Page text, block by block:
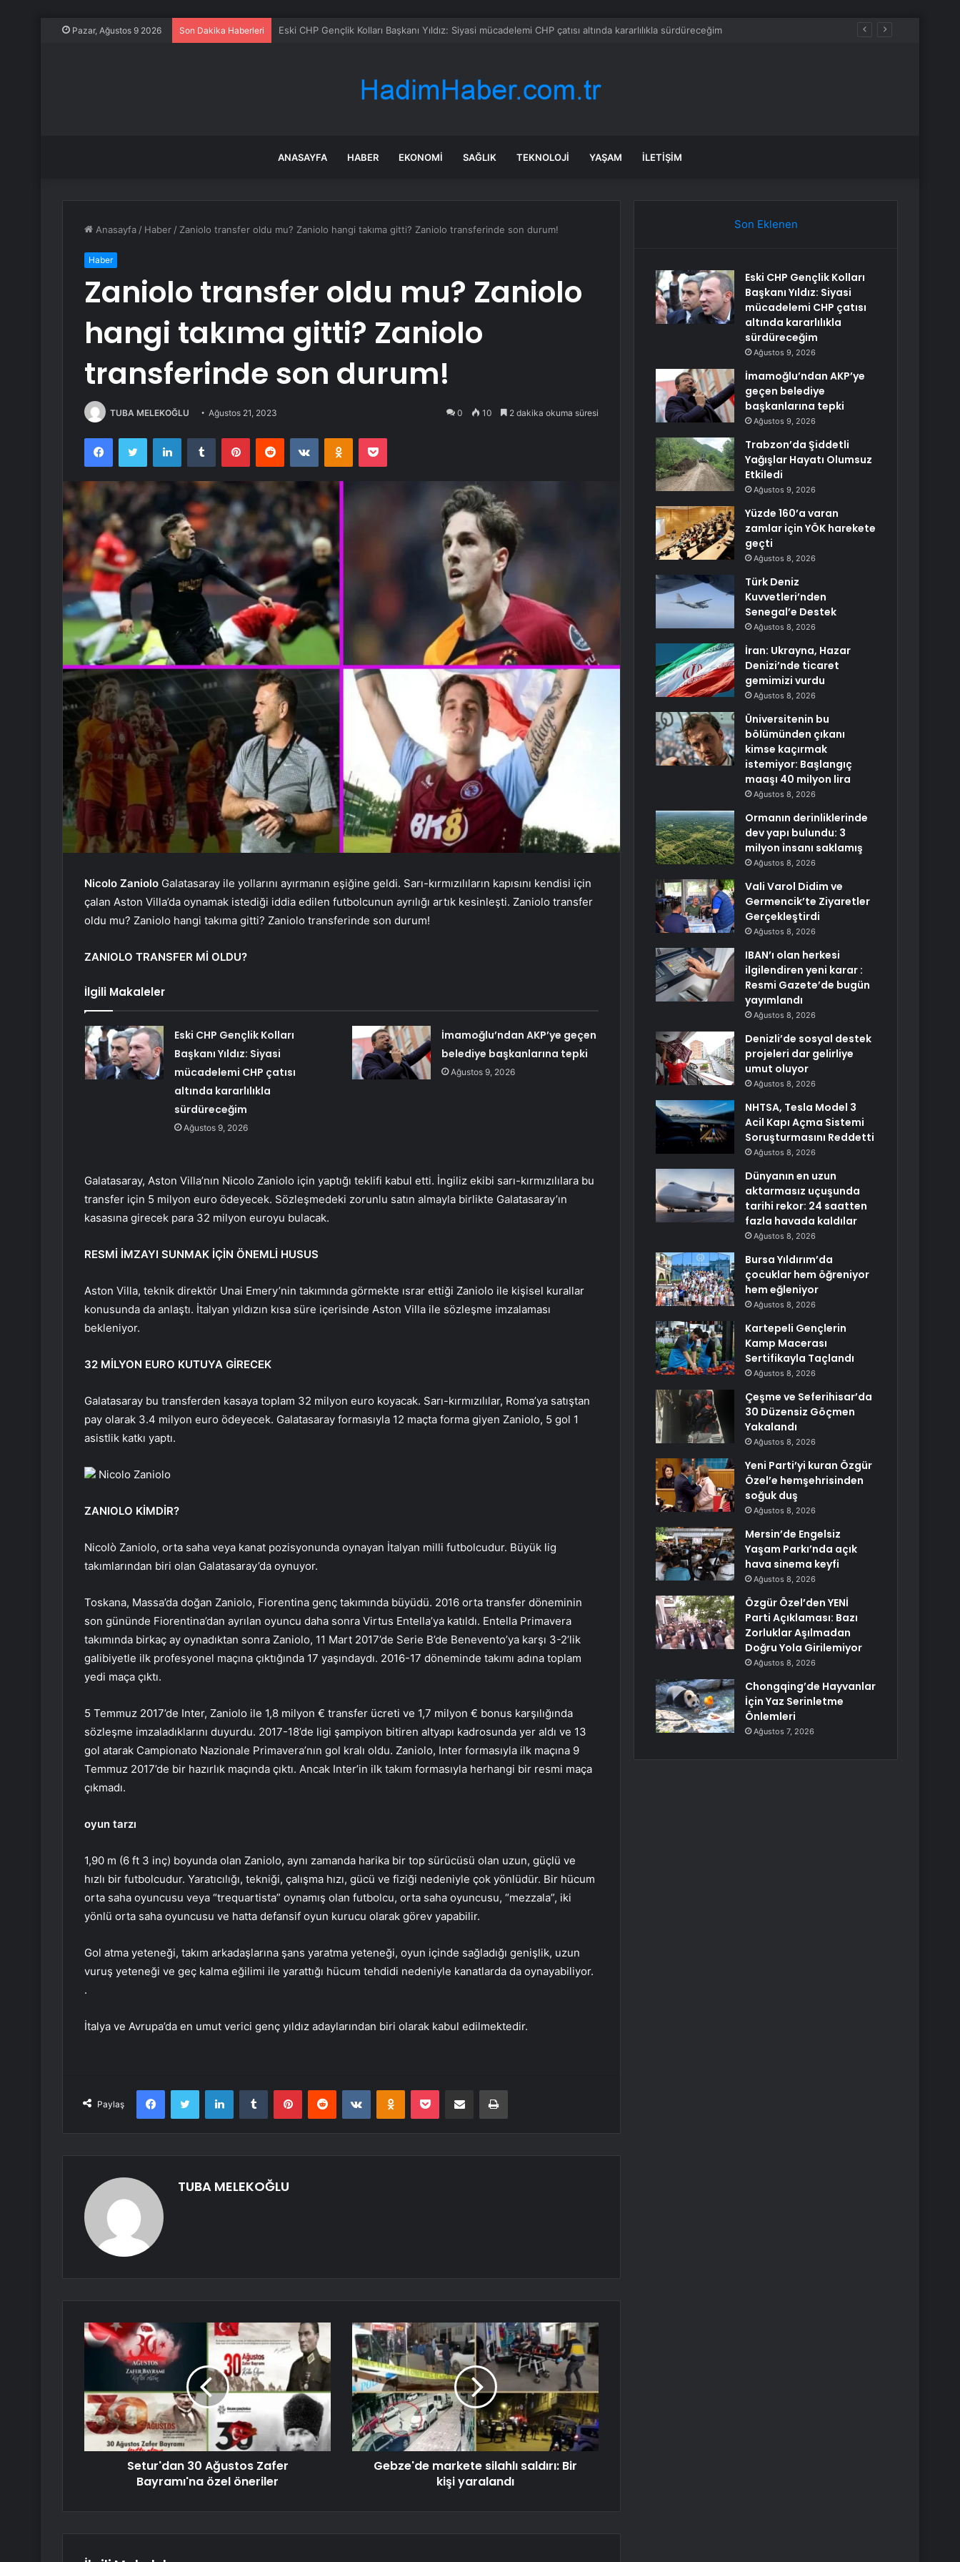
Pazar, Ağustos 9 2026 Son Dakika Haberleri İmamoğlu’ndan AKP’ye geçen belediye başkanlarına tepki
ANASAYFA HABER EKONOMI SAĞLIK TEKNOLOJI YAŞAM İLETIŞIM
Anasayfa / Haber / Zaniolo transfer oldu mu? Zaniolo hangi takıma gitti? Zaniolo transferinde son durum!
Haber
Zaniolo transfer oldu mu? Zaniolo
hangi takıma gitti? Zaniolo
transferinde son durum!
TUBA MELEKOĞLU Ağustos 21, 2023 0 10 2 dakika okuma süresi
FacebookTwitter LinkedInTumblr PinterestReddit VKontakteOdnoklassniki
Pocket
Nicolo Zaniolo Galatasaray ile yollarını ayırmanın eşiğine geldi. Sarı-kırmızılıların kapısını kendisi için
çalan Aston Villa’da oynamak istediği iddia edilen futbolcunun ayrılığı artık kesinleşti. Zaniolo transfer
oldu mu? Zaniolo hangi takıma gitti? Zaniolo transferinde son durum!
ZANIOLO TRANSFER Mİ OLDU?
İlgili Makaleler
Eski CHP Gençlik Kolları
Başkanı Yıldız: Siyasi
mücadelemi CHP çatısı
altında kararlılıkla
sürdüreceğim
Ağustos 9, 2026
İmamoğlu’ndan AKP’ye geçen
belediye başkanlarına tepki
Ağustos 9, 2026
Galatasaray, Aston Villa’nın Nicolo Zaniolo için yaptığı teklifi kabul etti. İngiliz ekibi sarı-kırmızılılara bu
transfer için 5 milyon euro ödeyecek. Sözleşmedeki zorunlu satın almayla birlikte Galatasaray’ın
kasasına girecek para 32 milyon euroyu bulacak.
RESMİ İMZAYI SUNMAK İÇİN ÖNEMLİ HUSUS
Aston Villa, teknik direktör Unai Emery’nin takımında görmekte ısrar ettiği Zaniolo ile kişisel kurallar
konusunda da anlaştı. İtalyan yıldızın kısa süre içerisinde Aston Villa ile sözleşme imzalaması
bekleniyor.
32 MİLYON EURO KUTUYA GİRECEK
Galatasaray bu transferden kasaya toplam 32 milyon euro koyacak. Sarı-kırmızılılar, Roma’ya satıştan
pay olarak 3.4 milyon euro ödeyecek. Galatasaray formasıyla 12 maçta forma giyen Zaniolo, 5 gol 1
asistlik katkı yaptı.
Nicolo Zaniolo
ZANIOLO KİMDİR?
Nicolò Zaniolo, orta saha veya kanat pozisyonunda oynayan İtalyan milli futbolcudur. Büyük lig
takımlarından biri olan Galatasaray’da oynuyor.
Toskana, Massa’da doğan Zaniolo, Fiorentina genç takımında büyüdü. 2016 orta transfer döneminin
son gününde Fiorentina’dan ayrılan oyuncu daha sonra Virtus Entella’ya katıldı. Entella Primavera
takımında birkaç ay oynadıktan sonra Zaniolo, 11 Mart 2017’de Serie B’de Benevento’ya karşı 3-2’lik
galibiyetle ilk profesyonel maçına çıktığında 17 yaşındaydı. 2016-17 döneminde takımı adına toplam
yedi maça çıktı.
5 Temmuz 2017’de Inter, Zaniolo ile 1,8 milyon € transfer ücreti ve 1,7 milyon € bonus karşılığında
sözleşme imzaladıklarını duyurdu. 2017-18’de ligi şampiyon bitiren altyapı kadrosunda yer aldı ve 13
gol atarak Campionato Nazionale Primavera’nın gol kralı oldu. Zaniolo, Inter formasıyla ilk maçına 9
Temmuz 2017’de bir hazırlık maçında çıktı. Ancak Inter’in ilk takım formasıyla herhangi bir resmi maça
çıkmadı.
oyun tarzı
1,90 m (6 ft 3 inç) boyunda olan Zaniolo, aynı zamanda harika bir top sürücüsü olan uzun, güçlü ve
hızlı bir futbolcudur. Yaratıcılığı, tekniği, çalışma hızı, gücü ve fiziği nedeniyle çok yönlüdür. Bir hücum
orta saha oyuncusu veya “trequartista” oynamış olan futbolcu, orta saha oyuncusu, “mezzala”, iki
yönlü orta saha oyuncusu ve hatta defansif oyun kurucu olarak görev yapabilir.
Gol atma yeteneği, takım arkadaşlarına şans yaratma yeteneği, oyun içinde sağladığı genişlik, uzun
vuruş yeteneği ve geç kalma eğilimi ile yarattığı hücum tehdidi nedeniyle kanatlarda da oynayabiliyor.
.
İtalya ve Avrupa’da en umut verici genç yıldız adaylarından biri olarak kabul edilmektedir.
Paylaş
FacebookTwitter LinkedInTumblr PinterestReddit VKontakteOdnoklassniki
Pocket E-Posta ile paylaş Yazdır
TUBA MELEKOĞLU
Setur'dan 30 Ağustos Zafer
Bayramı'na özel öneriler
Gebze'de markete silahlı saldırı: Bir
kişi yaralandı
Son Eklenen
Eski CHP Gençlik Kolları
Başkanı Yıldız: Siyasi
mücadelemi CHP çatısı
altında kararlılıkla
sürdüreceğim
Ağustos 9, 2026
İmamoğlu’ndan AKP’ye
geçen belediye
başkanlarına tepki
Ağustos 9, 2026
Trabzon’da Şiddetli
Yağışlar Hayatı Olumsuz
Etkiledi
Ağustos 9, 2026
Yüzde 160’a varan
zamlar için YÖK harekete
geçti
Ağustos 8, 2026
Türk Deniz
Kuvvetleri’nden
Senegal’e Destek
Ağustos 8, 2026
İran: Ukrayna, Hazar
Denizi’nde ticaret
gemimizi vurdu
Ağustos 8, 2026
Üniversitenin bu
bölümünden çıkanı
kimse kaçırmak
istemiyor: Başlangıç
maaşı 40 milyon lira
Ağustos 8, 2026
Ormanın derinliklerinde
dev yapı bulundu: 3
milyon insanı saklamış
Ağustos 8, 2026
Vali Varol Didim ve
Germencik’te Ziyaretler
Gerçekleştirdi
Ağustos 8, 2026
IBAN’ı olan herkesi
ilgilendiren yeni karar :
Resmi Gazete’de bugün
yayımlandı
Ağustos 8, 2026
Denizli’de sosyal destek
projeleri dar gelirliye
umut oluyor
Ağustos 8, 2026
NHTSA, Tesla Model 3
Acil Kapı Açma Sistemi
Soruşturmasını Reddetti
Ağustos 8, 2026
Dünyanın en uzun
aktarmasız uçuşunda
tarihi rekor: 24 saatten
fazla havada kaldılar
Ağustos 8, 2026
Bursa Yıldırım’da
çocuklar hem öğreniyor
hem eğleniyor
Ağustos 8, 2026
Kartepeli Gençlerin
Kamp Macerası
Sertifikayla Taçlandı
Ağustos 8, 2026
Çeşme ve Seferihisar’da
30 Düzensiz Göçmen
Yakalandı
Ağustos 8, 2026
Yeni Parti’yi kuran Özgür
Özel’e hemşehrisinden
soğuk duş
Ağustos 8, 2026
Mersin’de Engelsiz
Yaşam Parkı’nda açık
hava sinema keyfi
Ağustos 8, 2026
Özgür Özel’den YENİ
Parti Açıklaması: Bazı
Zorluklar Aşılmadan
Doğru Yola Girilemiyor
Ağustos 8, 2026
Chongqing’de Hayvanlar
İçin Yaz Serinletme
Önlemleri
Ağustos 7, 2026